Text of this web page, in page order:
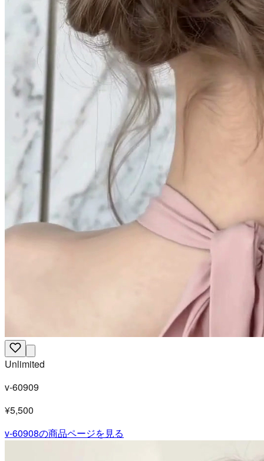
Unlimited
v-60909
¥5,500
v-60908の商品ページを見る